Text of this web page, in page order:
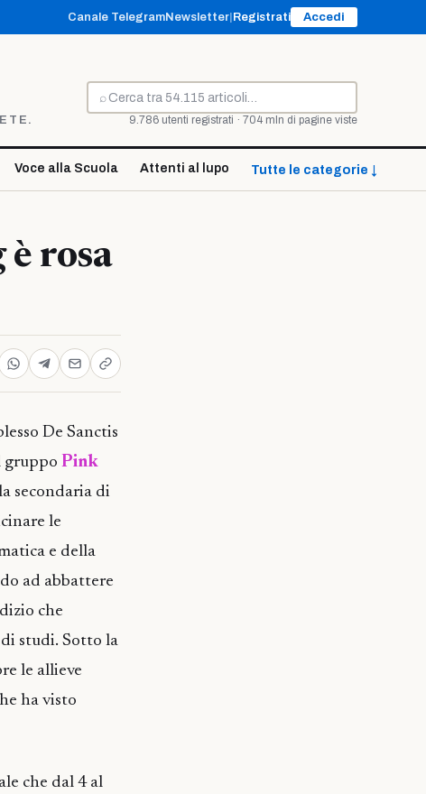
Canale TelegramNewsletter Registrati Accedi
⌕
Cerca
9.786 utenti registrati · 704 mln di pagine viste
Voce alla Scuola Attenti al lupo Tutte le categorie ↓
è rosa
De Sanctis
gruppo Pink
secondaria di
le
e della
ad abbattere
che
di studi. Sotto la
le allieve
ha visto
che dal 4 al